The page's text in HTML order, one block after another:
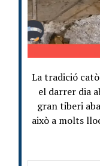
La tradició
el darrer dia
gran tiberi
això a molts